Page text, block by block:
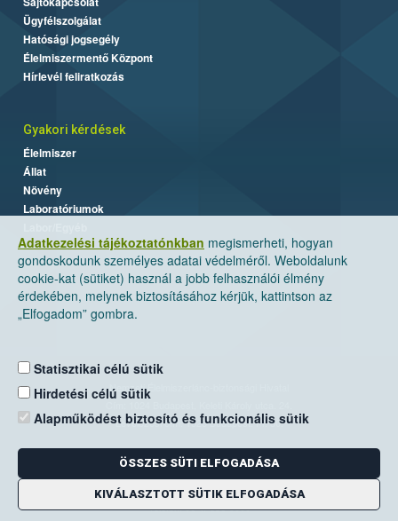
Adatkezelési tájékoztatónkban megismerheti, hogyan
gondoskodunk személyes adatai védelméről. Weboldalunk
cookie-kat (sütiket) használ a jobb felhasználói élmény
érdekében, melynek biztosításához kérjük, kattintson az
„Elfogadom” gombra.
Statisztikai célú sütik
Hirdetési célú sütik
Alapműködést biztosító és funkcionális sütik
ÖSSZES SÜTI ELFOGADÁSA
KIVÁLASZTOTT SÜTIK ELFOGADÁSA
Ügyfélszolgálat
Hatósági jogsegély
Élelmiszermentő Központ
Hírlevél feliratkozás
Gyakori kérdések
Élelmiszer
Állat
Növény
Laboratóriumok
Nemzeti Élelmiszerlánc-biztonsági Hivatal
Levelezési cím: 1525 Budapest. Pf. 30.
E-mail:ugyfelszolgalat@nebih.gov.hu
Zöld szám: 06-80/263-244
Telefon: 06-1/ 336-9000